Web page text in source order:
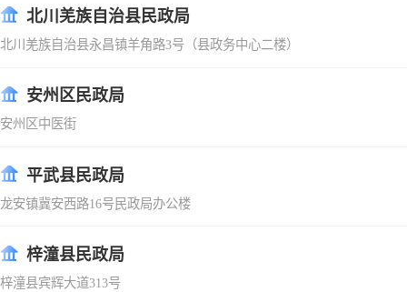
北川羌族自治县民政局
北川羌族自治县永昌镇羊角路3号（县政务中心二楼）
安州区民政局
安州区中医街
平武县民政局
龙安镇冀安西路16号民政局办公楼
梓潼县民政局
梓潼县宾辉大道313号